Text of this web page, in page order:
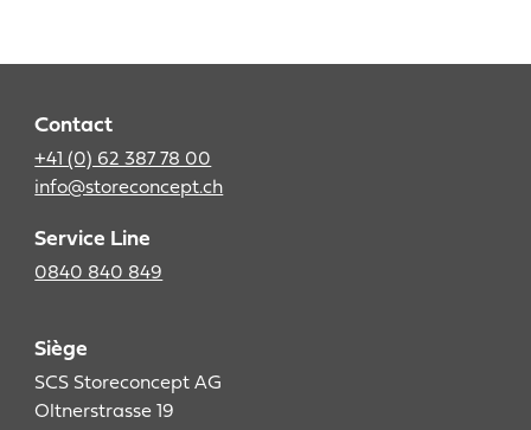
Contact
+41 (0) 62 387 78 00
info@storeconcept.ch
Service Line
0840 840 849
Siège
SCS Storeconcept AG
Oltnerstrasse 19